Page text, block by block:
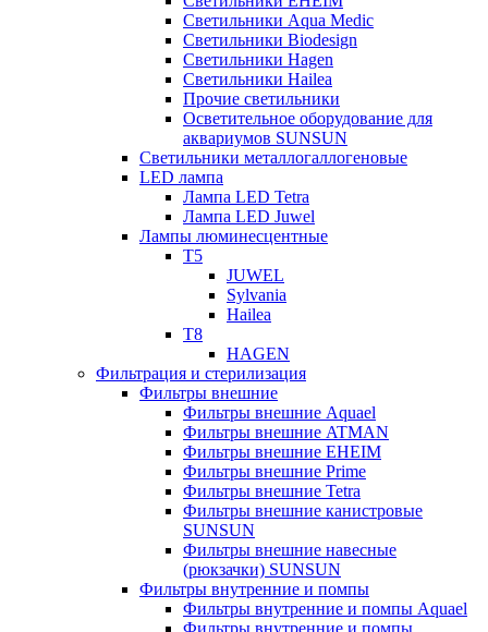
Светильники Aqua Medic
Светильники Biodesign
Светильники Hagen
Светильники Hailea
Прочие светильники
Осветительное оборудование для
аквариумов SUNSUN
Светильники металлогаллогеновые
LED лампа
Лампа LED Tetra
Лампа LED Juwel
Лампы люминесцентные
T5
JUWEL
Sylvania
Hailea
T8
HAGEN
Фильтрация и стерилизация
Фильтры внешние
Фильтры внешние Aquael
Фильтры внешние ATMAN
Фильтры внешние EHEIM
Фильтры внешние Prime
Фильтры внешние Tetra
Фильтры внешние канистровые
SUNSUN
Фильтры внешние навесные
(рюкзачки) SUNSUN
Фильтры внутренние и помпы
Фильтры внутренние и помпы Aquael
Фильтры внутренние и помпы